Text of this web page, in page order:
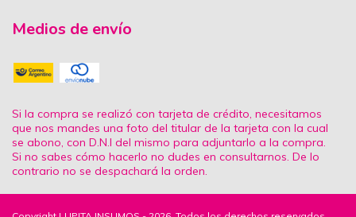
Medios de envío
Si la compra se realizó con tarjeta de crédito, necesitamos
que nos mandes una foto del titular de la tarjeta con la cual
se abono, con D.N.I del mismo para adjuntarlo a la compra.
Si no sabes cómo hacerlo no dudes en consultarnos. De lo
contrario no se despachará la orden.